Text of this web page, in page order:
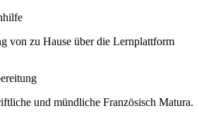
von zu Hause über die Lernplattform
und mündliche Französisch Matura.